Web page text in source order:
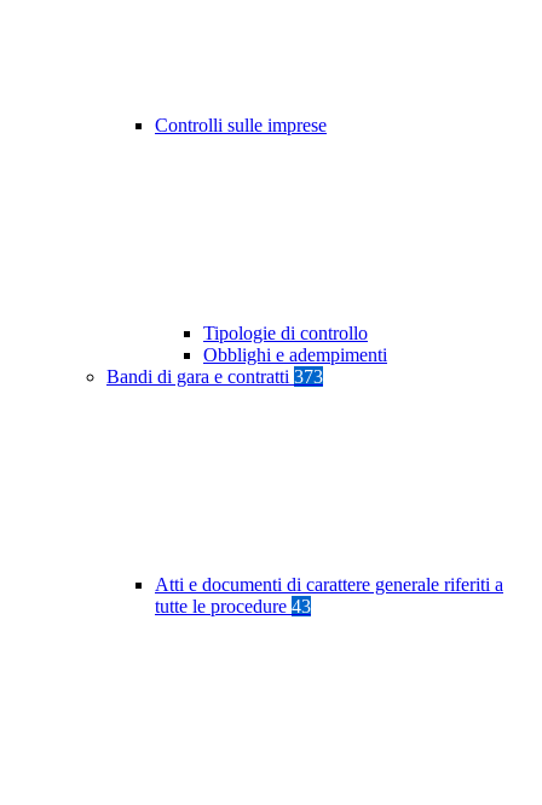
Controlli sulle imprese
Tipologie di controllo
Obblighi e adempimenti
Bandi di gara e contratti 373
Atti e documenti di carattere generale riferiti a
tutte le procedure 43